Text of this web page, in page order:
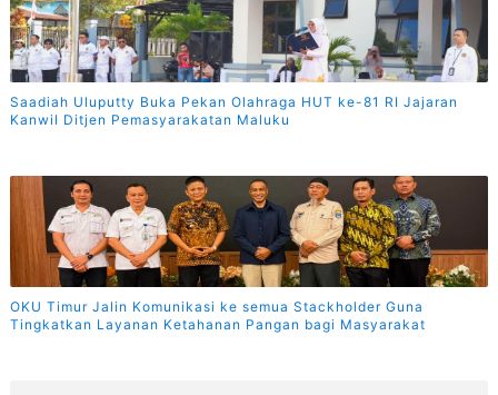
Saadiah Uluputty Buka Pekan Olahraga HUT ke-81 RI Jajaran
Kanwil Ditjen Pemasyarakatan Maluku
OKU Timur Jalin Komunikasi ke semua Stackholder Guna
Tingkatkan Layanan Ketahanan Pangan bagi Masyarakat